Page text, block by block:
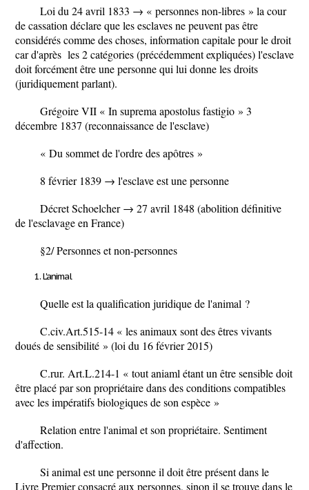
Loi du 24 avril 1833 → « personnes non-libres » la cour
de cassation déclare que les esclaves ne peuvent pas être
considérés comme des choses, information capitale pour le droit
car d'après les 2 catégories (précédemment expliquées) l'esclave
doit forcément être une personne qui lui donne les droits
(juridiquement parlant).
Grégoire VII « In suprema apostolus fastigio » 3
décembre 1837 (reconnaissance de l'esclave)
« Du sommet de l'ordre des apôtres »
8 février 1839 → l'esclave est une personne
Décret Schoelcher → 27 avril 1848 (abolition définitive
de l'esclavage en France)
§2/Personnes et non-personnes
L'animal
Quelle est la qualification juridique de l'animal ?
C.civ.Art.515-14 « les animaux sont des êtres vivants
doués de sensibilité » (loi du 16 février 2015)
C.rur. Art.L.214-1 « tout aniaml étant un être sensible doit
être placé par son propriétaire dans des conditions compatibles
avec les impératifs biologiques de son espèce »
Relation entre l'animal et son propriétaire. Sentiment
d'affection.
Si animal est une personne il doit être présent dans le
Livre Premier consacré aux personnes, sinon il se trouve dans le